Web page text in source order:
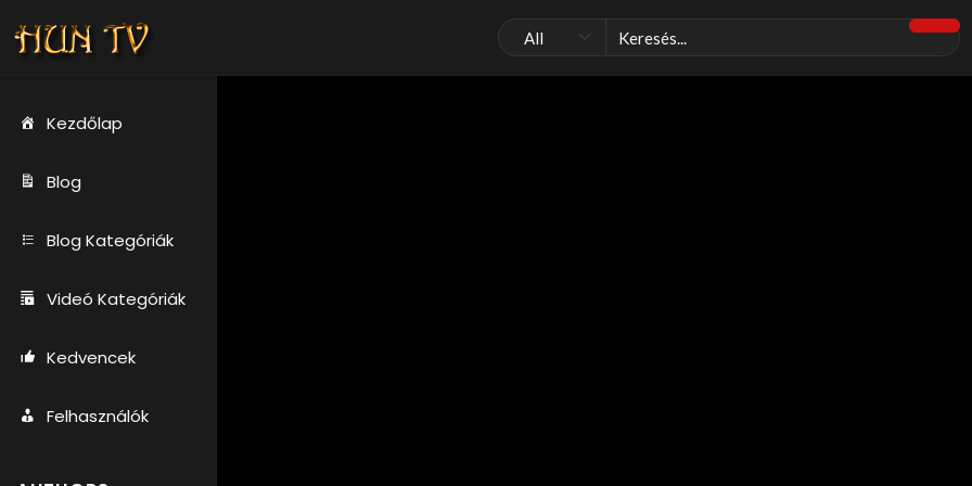
Kezdőlap
Blog
Blog Kategóriák
Videó Kategóriák
Kedvencek
Felhasználók